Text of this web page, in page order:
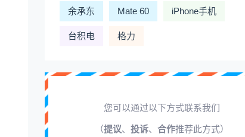
余承东 Mate 60 iPhone手机
台积电 格力
您可以通过以下方式联系我们
（提议、 投诉、 合作推荐此方式）